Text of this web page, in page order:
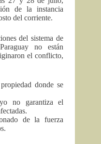
de la instancia
del corriente.
del sistema de
no están
el conflicto,
donde se
no garantiza el
de la fuerza